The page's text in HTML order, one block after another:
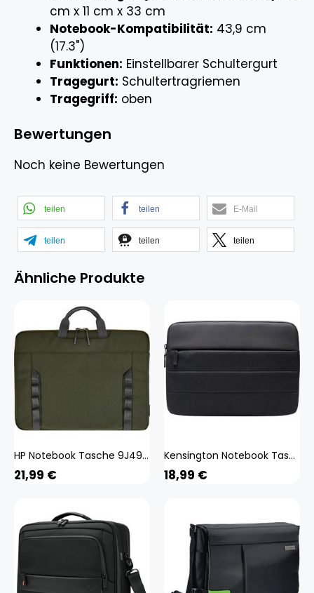
cm x 11 cm x 33 cm
Notebook-Kompatibilität: 43,9 cm
(17.3")
Funktionen: Einstellbarer Schultergurt
Tragegurt: Schultertragriemen
Tragegriff: oben
Bewertungen
Noch keine Bewertungen
teilen teilen E-Mail
teilen teilen teilen
Ähnliche Produkte
HP Notebook Tasche 9J498AA
21,99 €
Kensington Notebook Tasche K60394WW Schwarz
18,99 €